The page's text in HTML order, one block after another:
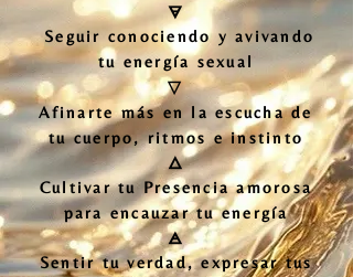
🜃
Seguir conociendo y avivando
tu energía sexual
▽
Afinarte más en la escucha de
tu cuerpo, ritmos e instinto
🜂
Cultivar tu Presencia amorosa
para encauzar tu energía
🜁
Sentir tu verdad, expresar tus